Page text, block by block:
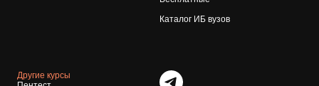
Каталог ИБ вузов
Другие курсы